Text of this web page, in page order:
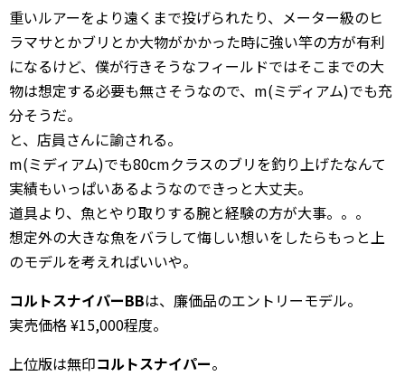
重いルアーをより遠くまで投げられたり、メーター級のヒ
ラマサとかブリとか大物がかかった時に強い竿の方が有利
になるけど、僕が行きそうなフィールドではそこまでの大
物は想定する必要も無さそうなので、m(ミディアム)でも充
分そうだ。
と、店員さんに諭される。
m(ミディアム)でも80cmクラスのブリを釣り上げたなんて
実績もいっぱいあるようなのできっと大丈夫。
道具より、魚とやり取りする腕と経験の方が大事。。。
想定外の大きな魚をバラして悔しい想いをしたらもっと上
のモデルを考えればいいや。
コルトスナイパーBBは、廉価品のエントリーモデル。
実売価格 ¥15,000程度。
上位版は無印コルトスナイパー。